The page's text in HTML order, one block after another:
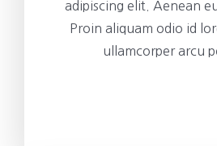
adipiscing elit. Aenean
Proin aliquam odio id
ullamcorper arcu